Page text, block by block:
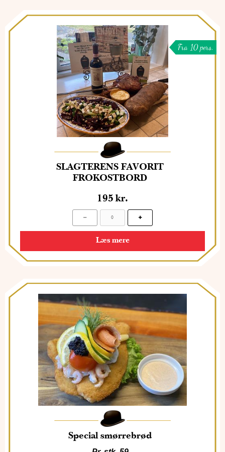
SLAGTERENS FAVORIT
FROKOSTBORD
Fra 10 pers.
195 kr.
Læs mere
Special smørrebrød